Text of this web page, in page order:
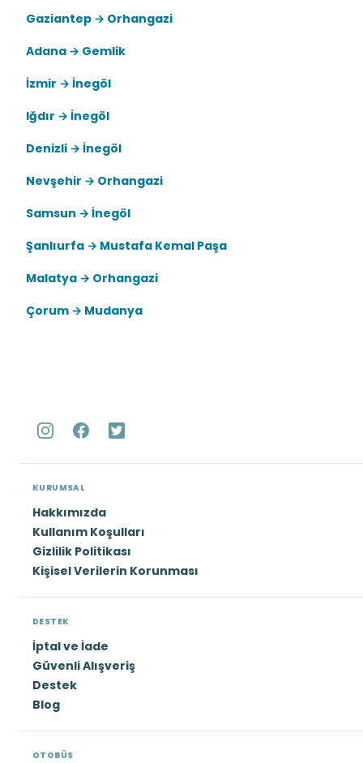
Gaziantep → Orhangazi
Adana → Gemlik
İzmir → İnegöl
Iğdır → İnegöl
Denizli → İnegöl
Nevşehir → Orhangazi
Samsun → İnegöl
Şanlıurfa → Mustafa Kemal Paşa
Malatya → Orhangazi
Çorum → Mudanya
KURUMSAL
Hakkımızda
Kullanım Koşulları
Gizlilik Politikası
Kişisel Verilerin Korunması
DESTEK
İptal ve İade
Güvenli Alışveriş
Destek
Blog
OTOBÜS